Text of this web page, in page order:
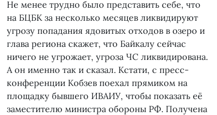
Не менее трудно было представить себе, что
на БЦБК за несколько месяцев ликвидируют
угрозу попадания ядовитых отходов в озеро и
глава региона скажет, что Байкалу сейчас
ничего не угрожает, угроза ЧС ликвидирована.
А он именно так и сказал. Кстати, с пресс-
конференции Кобзев поехал прямиком на
площадку бывшего ИВАИУ, чтобы показать её
заместителю министра обороны РФ. Получена